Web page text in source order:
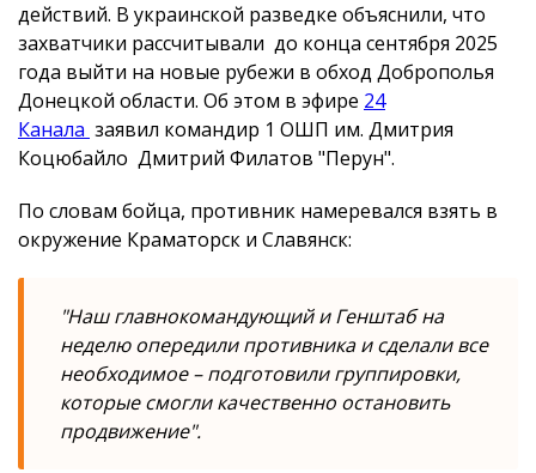
действий. В украинской разведке объяснили, что
захватчики рассчитывали до конца сентября 2025
года выйти на новые рубежи в обход Доброполья
Донецкой области. Об этом в эфире 24
Канала заявил командир 1 ОШП им. Дмитрия
Коцюбайло Дмитрий Филатов "Перун".
По словам бойца, противник намеревался взять в
окружение Краматорск и Славянск:
"Наш главнокомандующий и Генштаб на
неделю опередили противника и сделали все
необходимое – подготовили группировки,
которые смогли качественно остановить
продвижение".